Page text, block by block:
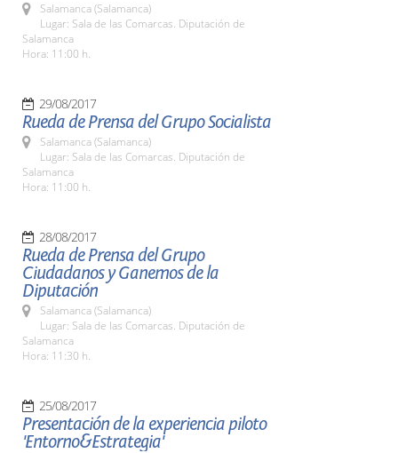
Salamanca (Salamanca)
Lugar: Sala de las Comarcas. Diputación de
Salamanca
Hora: 11:00 h.
29/08/2017
Rueda de Prensa del Grupo Socialista
Salamanca (Salamanca)
Lugar: Sala de las Comarcas. Diputación de
Salamanca
Hora: 11:00 h.
28/08/2017
Rueda de Prensa del Grupo
Ciudadanos y Ganemos de la
Diputación
Salamanca (Salamanca)
Lugar: Sala de las Comarcas. Diputación de
Salamanca
Hora: 11:30 h.
25/08/2017
Presentación de la experiencia piloto
'Entorno&Estrategia'